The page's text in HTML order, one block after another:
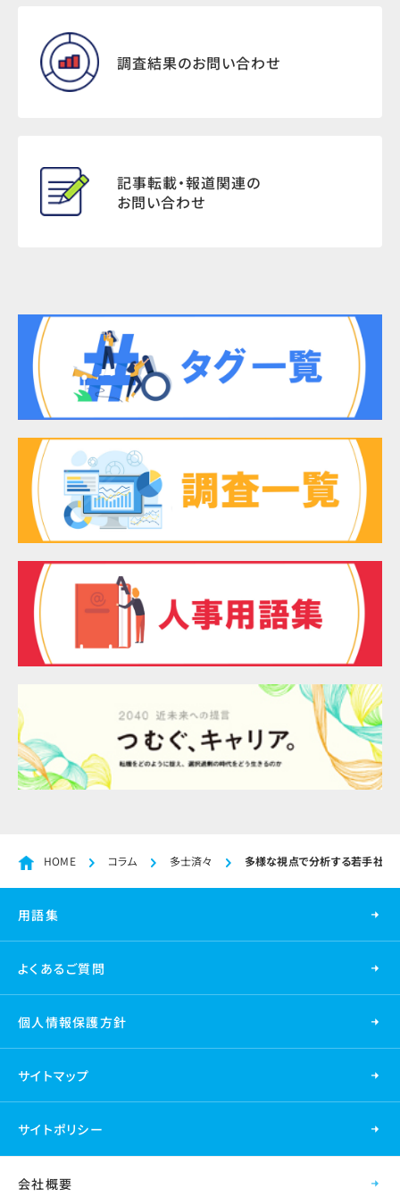
調査結果のお問い合わせ
記事転載・報道関連の
お問い合わせ
HOME コラム 多士済々 多様な視点で分析する若手社
用語集
よくあるご質問
個人情報保護方針
サイトマップ
サイトポリシー
会社概要